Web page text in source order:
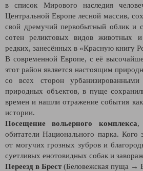
в список Мирового наследия
Центральной Европе лесной массив,
свой дремучий первобытный облик и
сотен реликтовых видов животных
редких, занесённых в «Красную книгу
В современной Европе, с её
этот район является настоящим
со всех сторон
природных объектов, в пуще
времен и нашли отражение события
истории.
Посещение вольерного комплекса,
обитатели Национального парка. Кого
от могучих грозных зубров и
суетливых енотовидных собак и
Переезд в Брест(Беловежская пуща →